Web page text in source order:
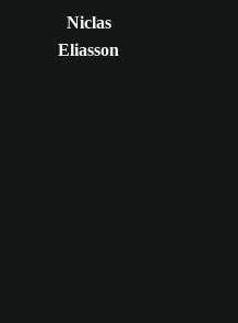
Niclas
Eliasson